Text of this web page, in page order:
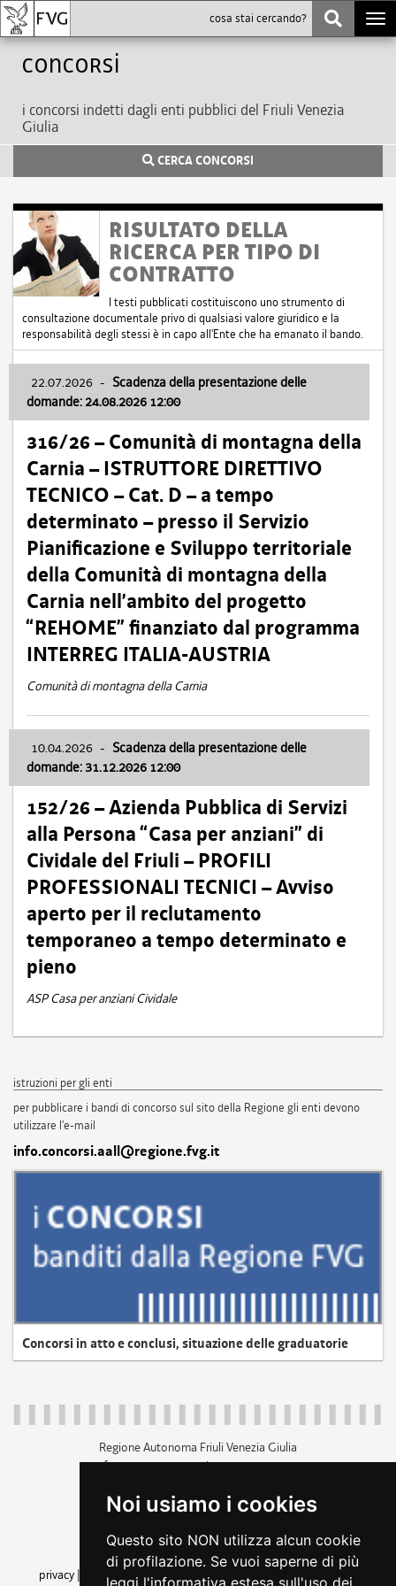
Noi usiamo i cookies
Questo sito NON utilizza alcun cookie
di profilazione. Se vuoi saperne di più
leggi l'informativa estesa sull'uso dei
Concorsi
i concorsi indetti dagli enti pubblici del Friuli Venezia
Giulia
CERCA CONCORSI
RISULTATO DELLA
RICERCA PER TIPO DI
CONTRATTO
I testi pubblicati costituiscono uno strumento di
consultazione documentale privo di qualsiasi valore giuridico e la
responsabilità degli stessi è in capo all'Ente che ha emanato il bando.
22.07.2026 - Scadenza della presentazione delle
domande: 24.08.2026 12:00
316/26 – Comunità di montagna della
Carnia – ISTRUTTORE DIRETTIVO
TECNICO – Cat. D – a tempo
determinato – presso il Servizio
Pianificazione e Sviluppo territoriale
della Comunità di montagna della
Carnia nell’ambito del progetto
“REHOME” finanziato dal programma
INTERREG ITALIA-AUSTRIA
Comunità di montagna della Carnia
10.04.2026 - Scadenza della presentazione delle
domande: 31.12.2026 12:00
152/26 – Azienda Pubblica di Servizi
alla Persona “Casa per anziani” di
Cividale del Friuli – PROFILI
PROFESSIONALI TECNICI – Avviso
aperto per il reclutamento
temporaneo a tempo determinato e
pieno
ASP Casa per anziani Cividale
istruzioni per gli enti
per pubblicare i bandi di concorso sul sito della Regione gli enti devono
utilizzare l'e-mail
info.concorsi.aall@regione.fvg.it
Concorsi in atto e conclusi, situazione delle graduatorie
Regione Autonoma Friuli Venezia Giulia
c.f. 80014930327; p.iva 00526040324
+39 040 3771111
amministrazione trasparente
privacy
cookie |note legali accessibilità
dichiarazione di